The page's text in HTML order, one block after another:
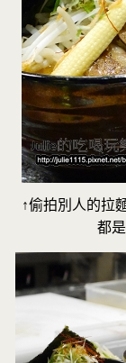
↑偷拍別人的拉
都